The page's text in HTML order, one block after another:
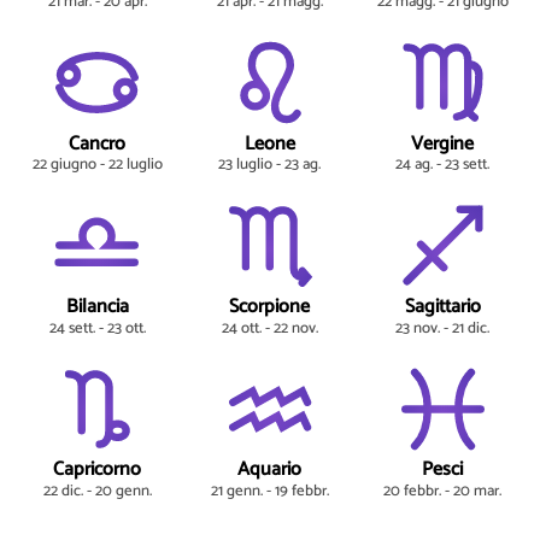
Cancro
22 giugno - 22 luglio
Leone
23 luglio - 23 ag.
Vergine
24 ag. - 23 sett.
Bilancia
24 sett. - 23 ott.
Scorpione
24 ott. - 22 nov.
Sagittario
23 nov. - 21 dic.
Capricorno
22 dic. - 20 genn.
Aquario
21 genn. - 19 febbr.
Pesci
20 febbr. - 20 mar.